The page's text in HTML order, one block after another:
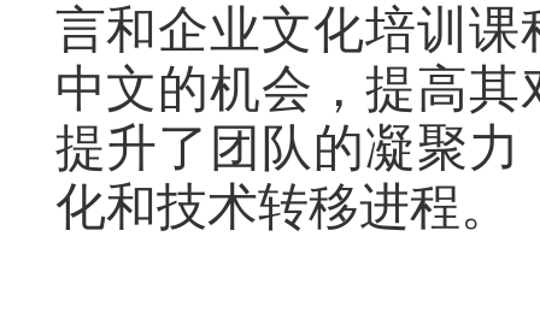
言和企业文化培训
中文的机会，提高
提升了团队的凝聚
化和技术转移进程。